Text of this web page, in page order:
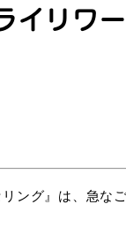
イリワ
ング』は、急な